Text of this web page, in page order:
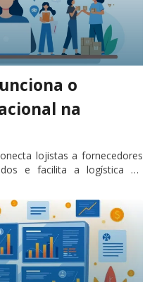
o
na
lojistas a fornecedores
e facilita a logística no